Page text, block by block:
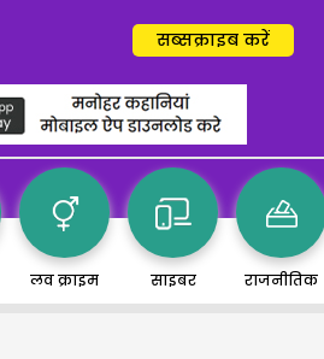
सब्सक्राइब करें
लव क्राइम साइबर राजनीतिक